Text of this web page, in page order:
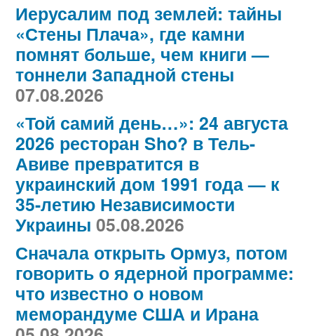
Иерусалим под землей: тайны
«Стены Плача», где камни
помнят больше, чем книги —
тоннели Западной стены
07.08.2026
«Той самий день…»: 24 августа
2026 ресторан Sho? в Тель-
Авиве превратится в
украинский дом 1991 года — к
35-летию Независимости
Украины 05.08.2026
Сначала открыть Ормуз, потом
говорить о ядерной программе:
что известно о новом
меморандуме США и Ирана